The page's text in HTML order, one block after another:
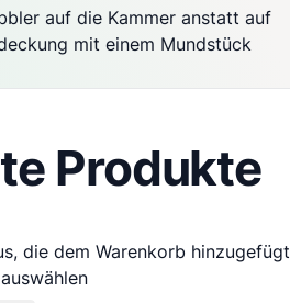
auf die Kammer anstatt auf
mit einem Mundstück
Produkte
die dem Warenkorb hinzugefügt